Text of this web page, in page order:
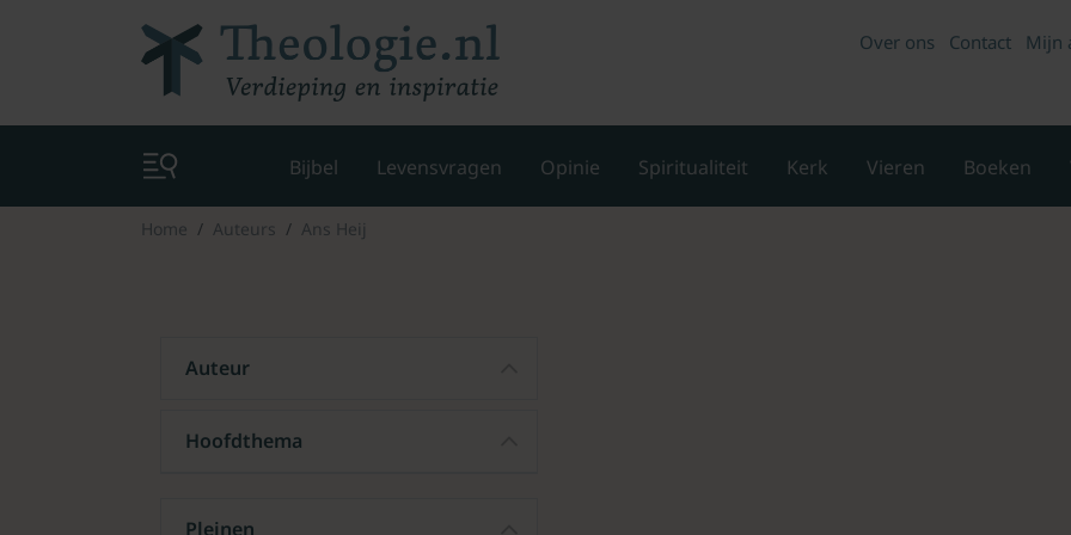
Over ons Contact Mijn
Bijbel Levensvragen Opinie Spiritualiteit Kerk Vieren Boeken
Home Auteurs Ans Heij
Auteur
Hoofdthema
Pleinen